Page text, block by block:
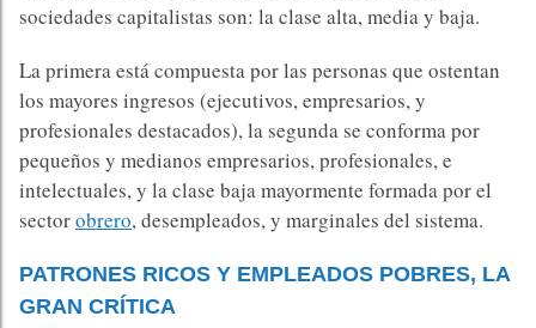
sociedades capitalistas son: la clase alta, media y baja.​
La primera está compuesta por las personas que ostentan
los mayores ingresos (ejecutivos, empresarios, y
profesionales destacados), la segunda se conforma por
pequeños y medianos empresarios, profesionales, e
intelectuales, y la clase baja mayormente formada por el
sectorobrero, desempleados, y marginales del sistema. ​
PATRONES RICOS Y EMPLEADOS POBRES, LA
GRAN CRÍTICA